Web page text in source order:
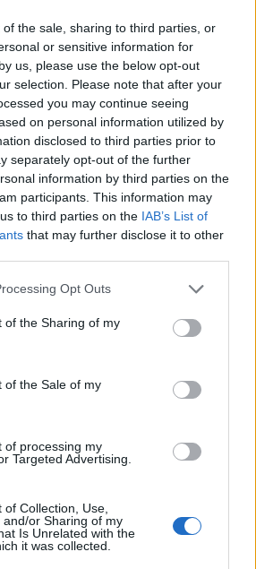
the sale, sharing to third parties, or
or sensitive information for
us, please use the below opt-out
selection. Please note that after your
you may continue seeing
on personal information utilized by
disclosed to third parties prior to
separately opt-out of the further
information by third parties on the
participants. This information may
to third parties on the IAB’s List of
that may further disclose it to other
app uses one or more Google
or usage behaviour. You may click to
to Google and its third-party tags to
specified purposes in below Google
Opt Outs
of the Sharing of my
of the Sale of my
of processing my
Targeted Advertising.
Collection, Use,
and/or Sharing of my
Is Unrelated with the
it was collected.
a teendők, amelyek a
még szükségesek
20.
az amerikai foci vb -